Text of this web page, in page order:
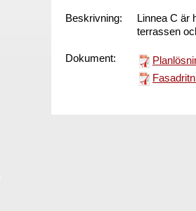
Beskrivning:
Linnea C är
terrassen
Dokument: